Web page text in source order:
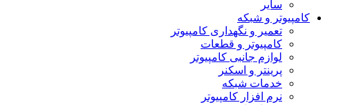
سایر
کامپیوتر و شبکه
تعمیر و نگهداری کامپیوتر
کامپیوتر و قطعات
لوازم جانبی کامپیوتر
پرینتر و اسکنر
خدمات شبکه
نرم افزار کامپیوتر